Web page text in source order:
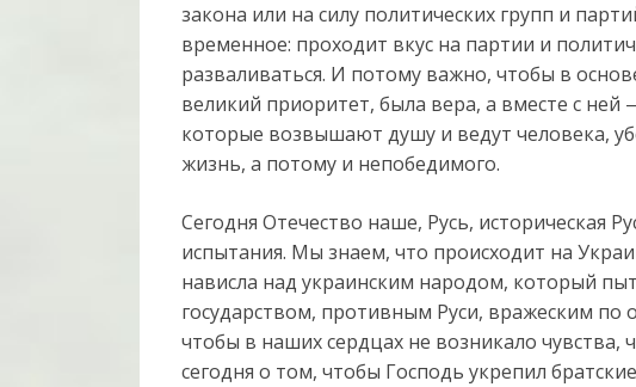
закона или на силу политических групп и
временное: проходит вкус на партии и
разваливаться. И потому важно, чтобы в
великий приоритет, была вера, а вместе с ней
которые возвышают душу и ведут человека,
жизнь, а потому и непобедимого.
Сегодня Отечество наше, Русь, историческая
испытания. Мы знаем, что происходит на
нависла над украинским народом, который
государством, противным Руси, вражеским
чтобы в наших сердцах не возникало
сегодня о том, чтобы Господь укрепил